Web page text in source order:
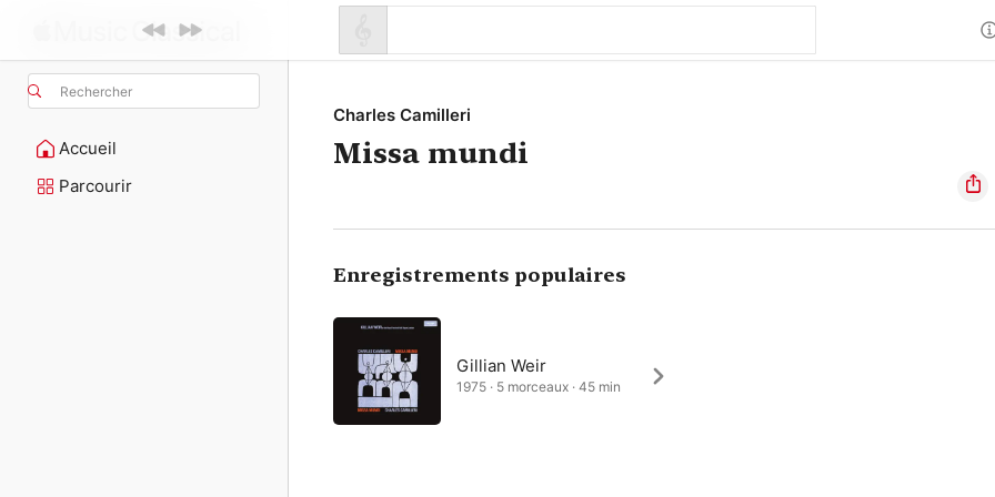
Rechercher
Accueil
Parcourir
Charles Camilleri
Missa mundi
Enregistrements populaires
Gillian Weir
1975 · 5 morceaux · 45 min